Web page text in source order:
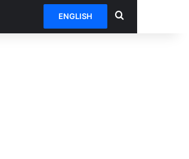
ENGLISH Arama yap ...